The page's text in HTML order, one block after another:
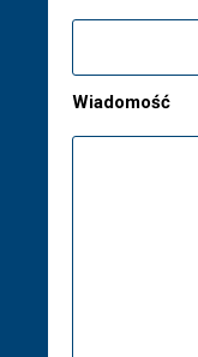
Wiadomość